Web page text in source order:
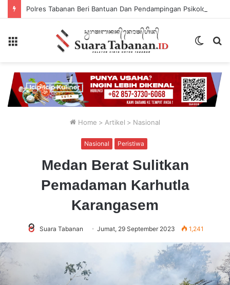
Switch
Home > Artikel > Nasional
Nasional Peristiwa
Medan Berat Sulitkan
Pemadaman Karhutla
Karangasem
Suara Tabanan Jumat, 29 September 2023 1,241